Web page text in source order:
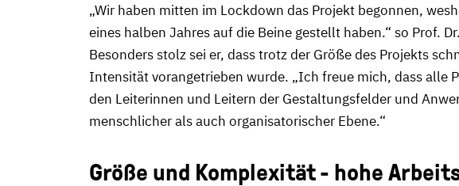
„Wir haben mitten im Lockdown das Projekt begonnen,
eines halben Jahres auf die Beine gestellt haben.“ so Prof.
Besonders stolz sei er, dass trotz der Größe des Projekts
Intensität vorangetrieben wurde. „Ich freue mich, dass alle
den Leiterinnen und Leitern der Gestaltungsfelder und
menschlicher als auch organisatorischer Ebene.“
Größe und Komplexität - hohe